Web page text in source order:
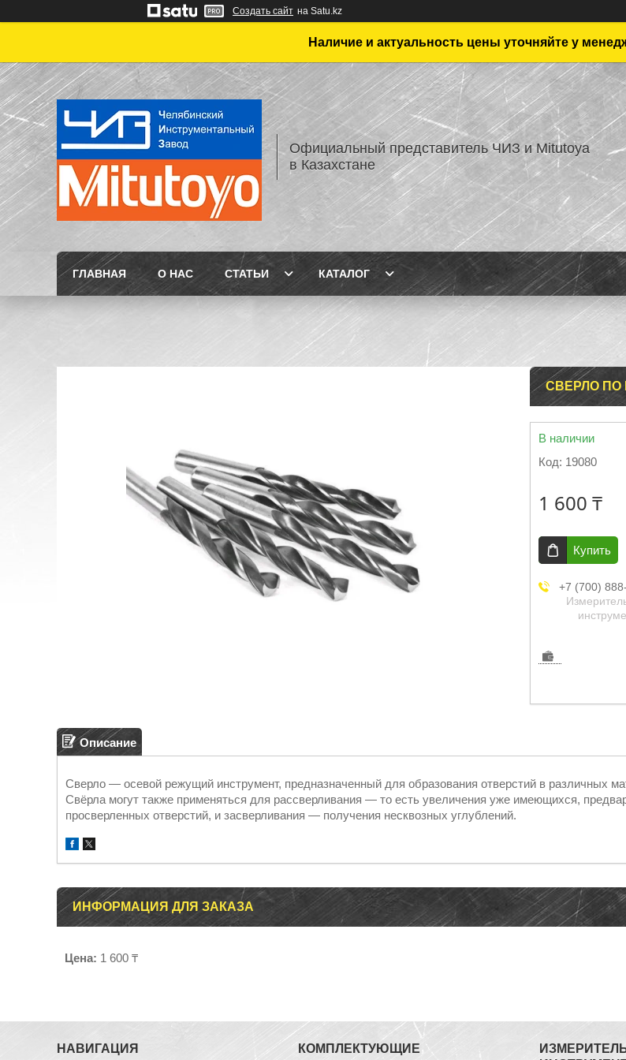
Создать сайт на Satu.kz
Наличие и актуальность цены уточняйте у
Официальный представитель ЧИЗ и Mitutoya
в Казахстане
ГЛАВНАЯ О НАС СТАТЬИ КАТАЛОГ
СВЕРЛО ПО
В наличии
Код: 19080
1 600 ₸
Купить
+7 (700)
Описание
Сверло — осевой режущий инструмент, предназначенный для образования отверстий в различных
Свёрла могут также применяться для рассверливания — то есть увеличения уже имеющихся,
просверленных отверстий, и засверливания — получения несквозных углублений.
ИНФОРМАЦИЯ ДЛЯ ЗАКАЗА
Цена: 1 600 ₸
НАВИГАЦИЯ КОМПЛЕКТУЮЩИЕ